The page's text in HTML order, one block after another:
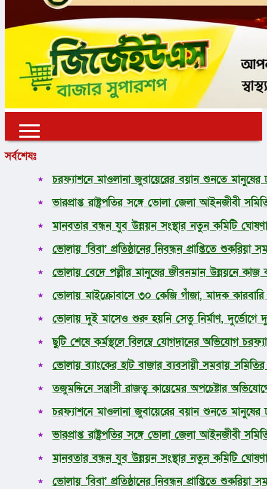
✕✕
প্রচ্ছদ
জাতীয়
আন্তর্জাতিক
অর্থনীতি
রাজনীতি
ধর্ম
লাইফস্টাইল
সোশ্যাল মিডিয়া
বিজ্ঞান ও প্রযুক্তি
সর্বশেষঃ
চরফ্যাশনে মাওলানা জুবায়েরের বয়ান শুনতে মানুষের
ভারপ্রাপ্ত রাষ্ট্রপতির সঙ্গে ভোলা জেলা আইনজীবী
মানবতার বন্ধন যুব উন্নয়ন সংস্থার নতুন কমিটি ঘোষণা
ভোলায় ‘বিবা’ প্রতিষ্ঠানের নিবন্ধন প্রাপ্তিতে
ভোলায় বেদে পল্লীর মানুষের জীবনমান উন্নয়নে কাজ
ভোলায় মাইক্রোবাসে ৩০ কেজি গাঁজা, মাদক
ভোলায় দুই মাসেও শুরু হয়নি সেতু নির্মাণ, দুর্ভোগে
ছুটি শেষে কর্মস্থলে বিলম্বে যোগদানের অভিযোগ
ভোলায় ব্যাংকের হাট বাজার ব্যবসায়ী সমবায় সমিতির
তজুমদ্দিনে সন্ত্রাসী রাজত্ব কায়েমের অপচেষ্টার
চরফ্যাশনে মাওলানা জুবায়েরের বয়ান শুনতে মানুষের
ভারপ্রাপ্ত রাষ্ট্রপতির সঙ্গে ভোলা জেলা আইনজীবী
মানবতার বন্ধন যুব উন্নয়ন সংস্থার নতুন কমিটি ঘোষণা
ভোলায় ‘বিবা’ প্রতিষ্ঠানের নিবন্ধন প্রাপ্তিতে